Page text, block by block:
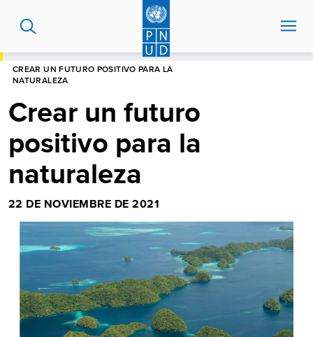
contenido
principal
CREAR UN FUTURO POSITIVO PARA LA
NATURALEZA
Crear un futuro
positivo para la
naturaleza
22 DE NOVIEMBRE DE 2021